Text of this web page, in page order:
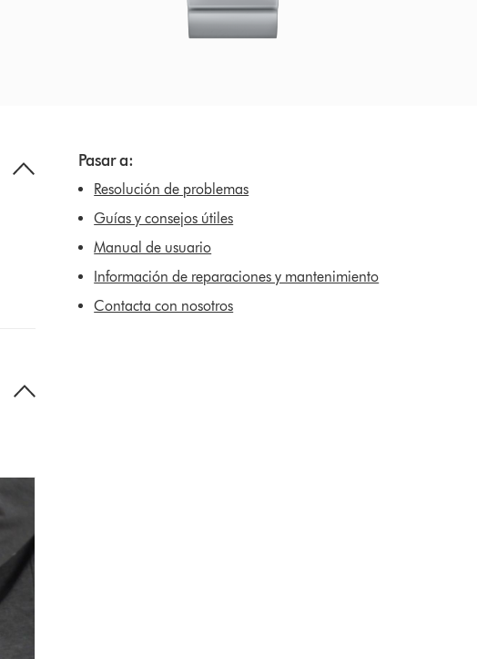
Pasar a:
Resolución de problemas
Guías y consejos útiles
Manual de usuario
Información de reparaciones y mantenimiento
Contacta con nosotros